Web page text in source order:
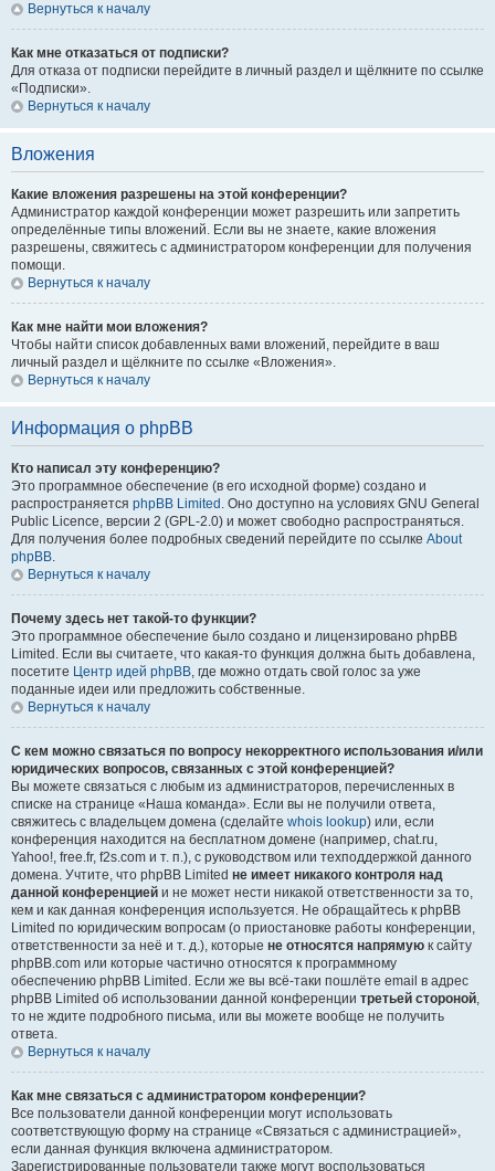
Вернуться к началу
Как мне отказаться от подписки?
Для отказа от подписки перейдите в личный раздел и щёлкните по ссылке
«Подписки».
Вернуться к началу
Вложения
Какие вложения разрешены на этой конференции?
Администратор каждой конференции может разрешить или запретить
определённые типы вложений. Если вы не знаете, какие вложения
разрешены, свяжитесь с администратором конференции для получения
помощи.
Вернуться к началу
Как мне найти мои вложения?
Чтобы найти список добавленных вами вложений, перейдите в ваш
личный раздел и щёлкните по ссылке «Вложения».
Вернуться к началу
Информация о phpBB
Кто написал эту конференцию?
Это программное обеспечение (в его исходной форме) создано и
распространяется phpBB Limited . Оно доступно на условиях GNU General
Public Licence, версии 2 (GPL-2.0) и может свободно распространяться.
Для получения более подробных сведений перейдите по ссылке About
phpBB.
Вернуться к началу
Почему здесь нет такой-то функции?
Это программное обеспечение было создано и лицензировано phpBB
Limited. Если вы считаете, что какая-то функция должна быть добавлена,
посетите Центр идей phpBB, где можно отдать свой голос за уже
поданные идеи или предложить собственные.
Вернуться к началу
С кем можно связаться по вопросу некорректного использования и/или
юридических вопросов, связанных с этой конференцией?
Вы можете связаться с любым из администраторов, перечисленных в
списке на странице «Наша команда». Если вы не получили ответа,
свяжитесь с владельцем домена (сделайте whois lookup) или, если
конференция находится на бесплатном домене (например, chat.ru,
Yahoo!, free.fr, f2s.com и т. п.), с руководством или техподдержкой данного
домена. Учтите, что phpBB Limited не имеет никакого контроля над
данной конференцией и не может нести никакой ответственности за то,
кем и как данная конференция используется. Не обращайтесь к phpBB
Limited по юридическим вопросам (о приостановке работы конференции,
ответственности за неё и т. д.), которые не относятся напрямую к сайту
phpBB.com или которые частично относятся к программному
обеспечению phpBB Limited. Если же вы всё-таки пошлёте email в адрес
phpBB Limited об использовании данной конференции третьей стороной,
то не ждите подробного письма, или вы можете вообще не получить
ответа.
Вернуться к началу
Как мне связаться с администратором конференции?
Все пользователи данной конференции могут использовать
соответствующую форму на странице «Связаться с администрацией»,
если данная функция включена администратором.
Зарегистрированные пользователи также могут воспользоваться